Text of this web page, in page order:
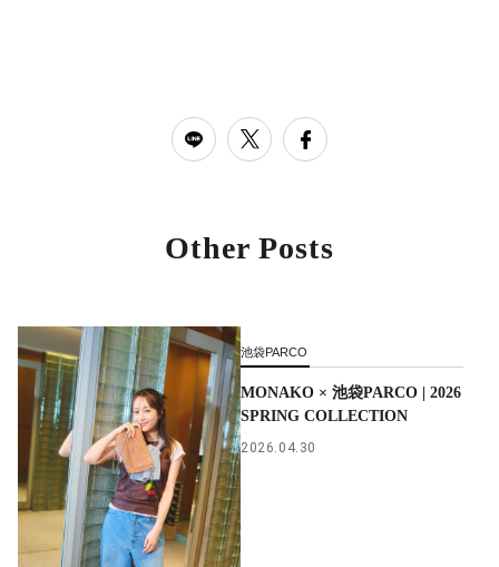
Other Posts
池袋PARCO
MONAKO × 池袋PARCO | 2026
SPRING COLLECTION
2026.04.30